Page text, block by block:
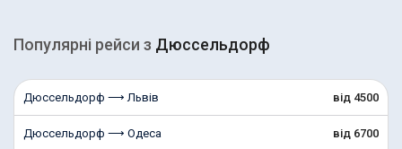
Популярні рейcи з Дюссельдорф
Дюссельдорф ⟶ Львів від 4500
Дюссельдорф ⟶ Одеса від 6700